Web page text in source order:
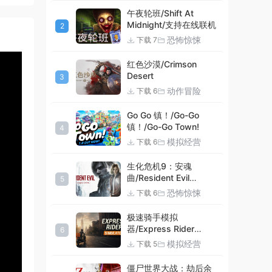
2
午夜轮班/Shift At
Midnight/支持在线联机
下载 7 恐怖惊悚
3
红色沙漠/Crimson
Desert
下载 6 动作冒险
4
Go Go 镇！/Go-Go
镇！/Go-Go Town!
下载 6 模拟经营
5
生化危机9：安魂
曲/Resident Evil
Requiem
下载 6 恐怖惊悚
6
极速骑手模拟
器/Express Rider
Simulator
下载 5 模拟经营
僵尸世界大战：劫后余